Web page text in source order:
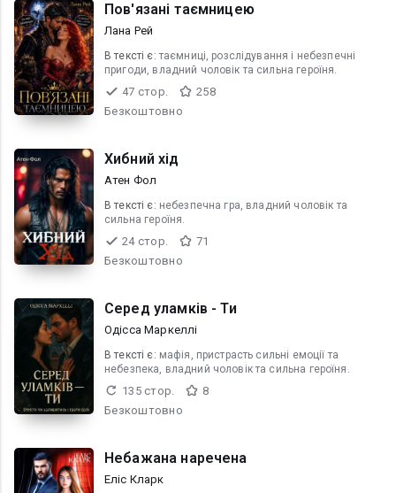
Пов'язані таємницею
Лана Рей
В текcті є:таємниці, розслідування і небезпечні
пригоди, владний чоловік та сильна героїня.
47 стор.
258
Безкоштовно
Хибний хід
Атен Фол
В текcті є: небезпечна гра, владний чоловік та
сильна героїня.
24 стор.
71
Безкоштовно
Серед уламків - Ти
Одісса Маркеллі
В текcті є: мафія, пристрасть сильні емоції та
небезпека, владний чоловік та сильна героїня.
135 стор.
8
Безкоштовно
Небажана наречена
Еліс Кларк